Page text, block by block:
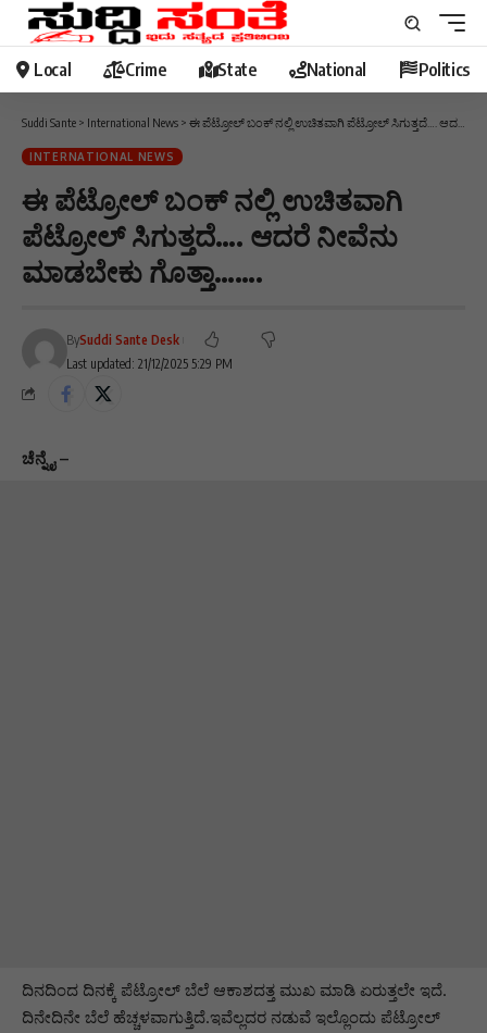
Local Crime State National Politics
Suddi Sante > International News > ಈ ಪೆಟ್ರೋಲ್ ಬಂಕ್ ನಲ್ಲಿ ಉಚಿತವಾಗಿ ಪೆಟ್ರೋಲ್ ಸಿಗುತ್ತದೆ…. ಆದರೆ ನೀವೆನು ಮಾಡಬೇಕು ಗೊತ್ತಾ…….
INTERNATIONAL NEWS
ಈ ಪೆಟ್ರೋಲ್ ಬಂಕ್ ನಲ್ಲಿ ಉಚಿತವಾಗಿ
ಪೆಟ್ರೋಲ್ ಸಿಗುತ್ತದೆ…. ಆದರೆ ನೀವೆನು
ಮಾಡಬೇಕು ಗೊತ್ತಾ…….
Last updated: 21/12/2025 5:29 PM
BySuddi Sante Desk
ಚೆನ್ನೈ –
ದಿನದಿಂದ ದಿನಕ್ಕೆ ಪೆಟ್ರೋಲ್ ಬೆಲೆ ಆಕಾಶದತ್ತ ಮುಖ ಮಾಡಿ ಏರುತ್ತಲೇ ಇದೆ‌.
ದಿನೇದಿನೇ ಬೆಲೆ ಹೆಚ್ಚಳವಾಗುತ್ತಿದೆ.ಇವೆಲ್ಲದರ ನಡುವೆ ಇಲ್ಲೊಂದು ಪೆಟ್ರೋಲ್